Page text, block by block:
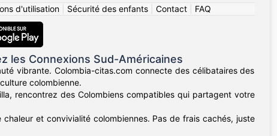
d'utilisation| Sécurité des enfants| Contact| FAQ
les Connexions Sud-Américaines
vibrante. Colombia-citas.com connecte des célibataires des
colombienne.
rencontrez des Colombiens compatibles qui partagent votre
et convivialité colombiennes. Pas de frais cachés, juste